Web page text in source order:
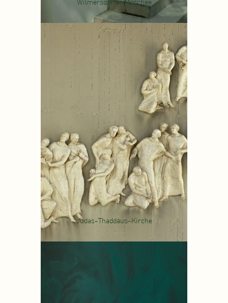
Wilmersdorfer Moschee
Judas-Thaddäus-Kirche